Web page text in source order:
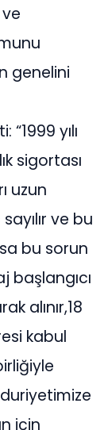
ve
genelini
yılı
sigortası
uzun
ve bu
bu sorun
başlangıcı
alınır,18
kabul
için